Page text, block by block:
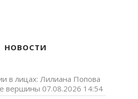
НОВОСТИ
в лицах: Лилиана Попова
вершины 07.08.2026 14:54